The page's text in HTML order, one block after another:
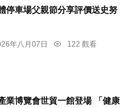
停車場父親節分享評價送史努
年八月07日
122 觀看
業博覽會世貿一館登場 「健康